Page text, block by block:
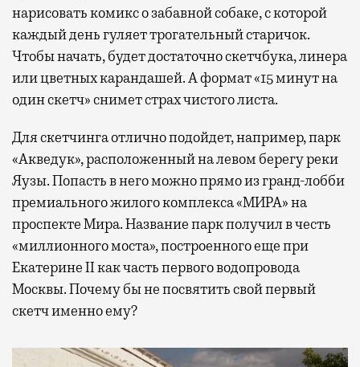
нарисовать комикс о забавной собаке, с которой
каждый день гуляет трогательный старичок.
Чтобы начать, будет достаточно скетчбука, линера
или цветных карандашей. А формат «15 минут на
один скетч» снимет страх чистого листа.
Для скетчинга отлично подойдет, например, парк
«Акведук», расположенный на левом берегу реки
Яузы. Попасть в него можно прямо из гранд-лобби
премиального жилого комплекса «МИРА» на
проспекте Мира. Название парк получил в честь
«миллионного моста», построенного еще при
Екатерине II как часть первого водопровода
Москвы. Почему бы не посвятить свой первый
скетч именно ему?